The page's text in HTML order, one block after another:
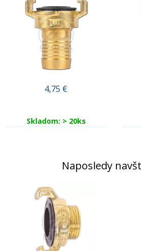
4,75 €
Skladom: > 20ks
Naposledy